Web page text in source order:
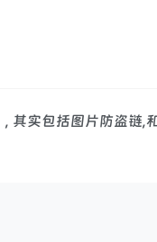
实包括图片防盗链,